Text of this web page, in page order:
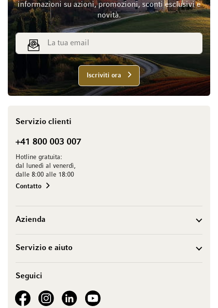
informazioni su azioni, promozioni, sconti esclusivi e
novità.
Indirizzo email
Iscriviti ora
Servizio clienti
+41 800 003 007
Hotline gratuita:
dal lunedì al venerdì,
dalle 8:00 alle 18:00
Contatto
Azienda
Servizio e aiuto
Seguici
See our FacebookSee our Instagram account
See our LinkedInSee our YouTube channel